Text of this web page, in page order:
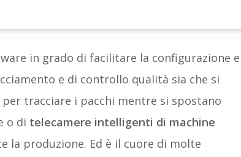
in grado di facilitare la configurazione e
e di controllo qualità sia che si
per tracciare i pacchi mentre si spostano
o di telecamere intelligenti di machine
la produzione. Ed è il cuore di molte
A
artificial intelligence